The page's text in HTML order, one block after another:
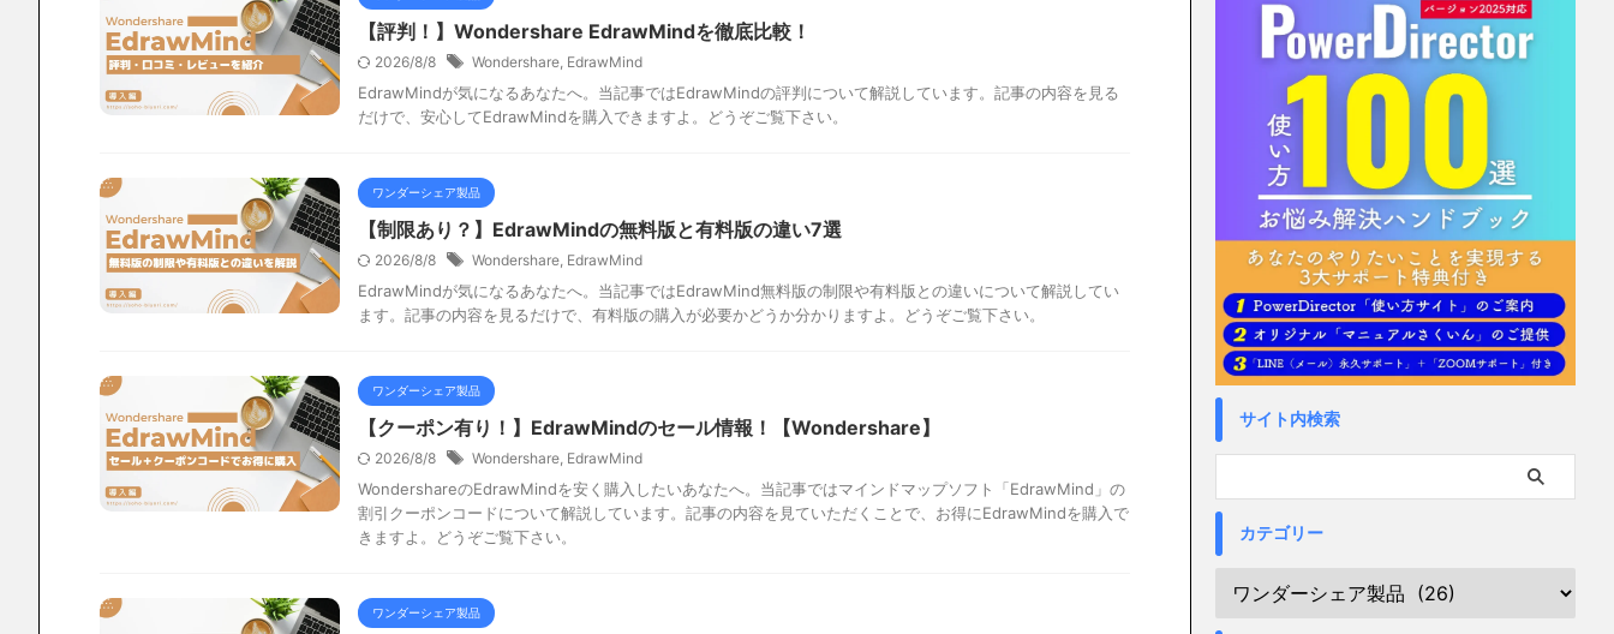
【評判！】Wondershare EdrawMindを徹底比較！
2026/8/8 Wondershare, EdrawMind
EdrawMindが気になるあなたへ。当記事ではEdrawMindの評判について解説しています。記事の内容を見る
だけで、安心してEdrawMindを購入できますよ。どうぞご覧下さい。
ワンダーシェア製品
【制限あり？】EdrawMindの無料版と有料版の違い7選
2026/8/8 Wondershare, EdrawMind
EdrawMindが気になるあなたへ。当記事ではEdrawMind無料版の制限や有料版との違いについて解説してい
ます。記事の内容を見るだけで、有料版の購入が必要かどうか分かりますよ。どうぞご覧下さい。
ワンダーシェア製品
【クーポン有り！】EdrawMindのセール情報！【Wondershare】
2026/8/8 Wondershare, EdrawMind
WondershareのEdrawMindを安く購入したいあなたへ。当記事ではマインドマップソフト「EdrawMind」の
割引クーポンコードについて解説しています。記事の内容を見ていただくことで、お得にEdrawMindを購入で
きますよ。どうぞご覧下さい。
ワンダーシェア製品
サイト内検索
カテゴリー